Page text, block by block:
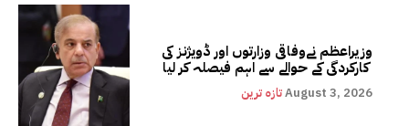
وزیراعظم نےوفاقی وزارتوں اور ڈویژنز کی
کارکردگی کے حوالے سے اہم فیصلہ کر لیا
تازہ ترینAugust 3, 2026